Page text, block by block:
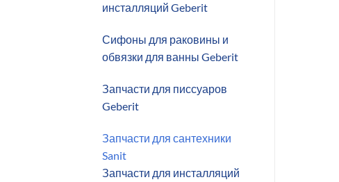
инсталляций Geberit
Сифоны для раковины и
обвязки для ванны Geberit
Запчасти для писсуаров
Geberit
Запчасти для сантехники
Sanit
Запчасти для инсталляций